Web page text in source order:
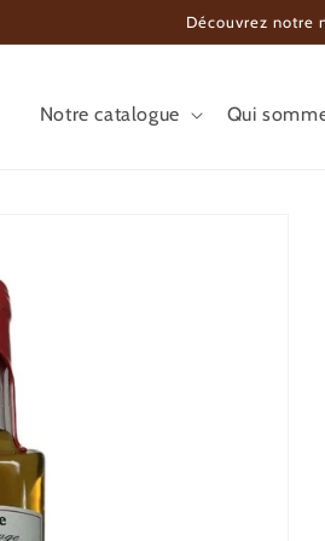
Découvrez notre
Notre catalogue Qui